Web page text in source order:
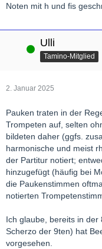
Noten mit h und fis
Online Ulli
Tamino-Mitglied
2. Januar 2025
Pauken traten in der
Trompeten auf, selten
bildeten daher (ggfs.
harmonische und meist
der Partitur notiert;
hinzugefügt (häufig bei
die Paukenstimmen
notierten
Ich glaube, bereits in
Scherzo der 9ten) hat
vorgesehen.